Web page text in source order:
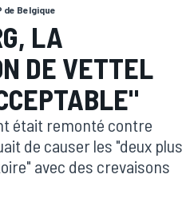
de Belgique
LA
DE VETTEL
était remonté contre
de causer les "deux plus
avec des crevaisons